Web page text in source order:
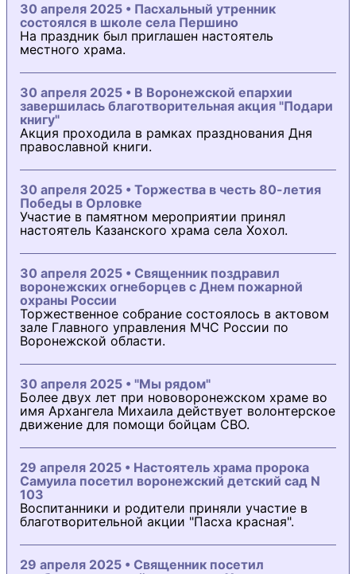
30 апреля 2025 • Пасхальный утренник
состоялся в школе села Першино
На праздник был приглашен настоятель
местного храма.
30 апреля 2025 • В Воронежской епархии
завершилась благотворительная акция "Подари
книгу"
Акция проходила в рамках празднования Дня
православной книги.
30 апреля 2025 • Торжества в честь 80-летия
Победы в Орловке
Участие в памятном мероприятии принял
настоятель Казанского храма села Хохол.
30 апреля 2025 • Священник поздравил
воронежских огнеборцев с Днем пожарной
охраны России
Торжественное собрание состоялось в актовом
зале Главного управления МЧС России по
Воронежской области.
30 апреля 2025 • "Мы рядом"
Более двух лет при нововоронежском храме во
имя Архангела Михаила действует волонтерское
движение для помощи бойцам СВО.
29 апреля 2025 • Настоятель храма пророка
Самуила посетил воронежский детский сад N
103
Воспитанники и родители приняли участие в
благотворительной акции "Пасха красная".
29 апреля 2025 • Священник посетил